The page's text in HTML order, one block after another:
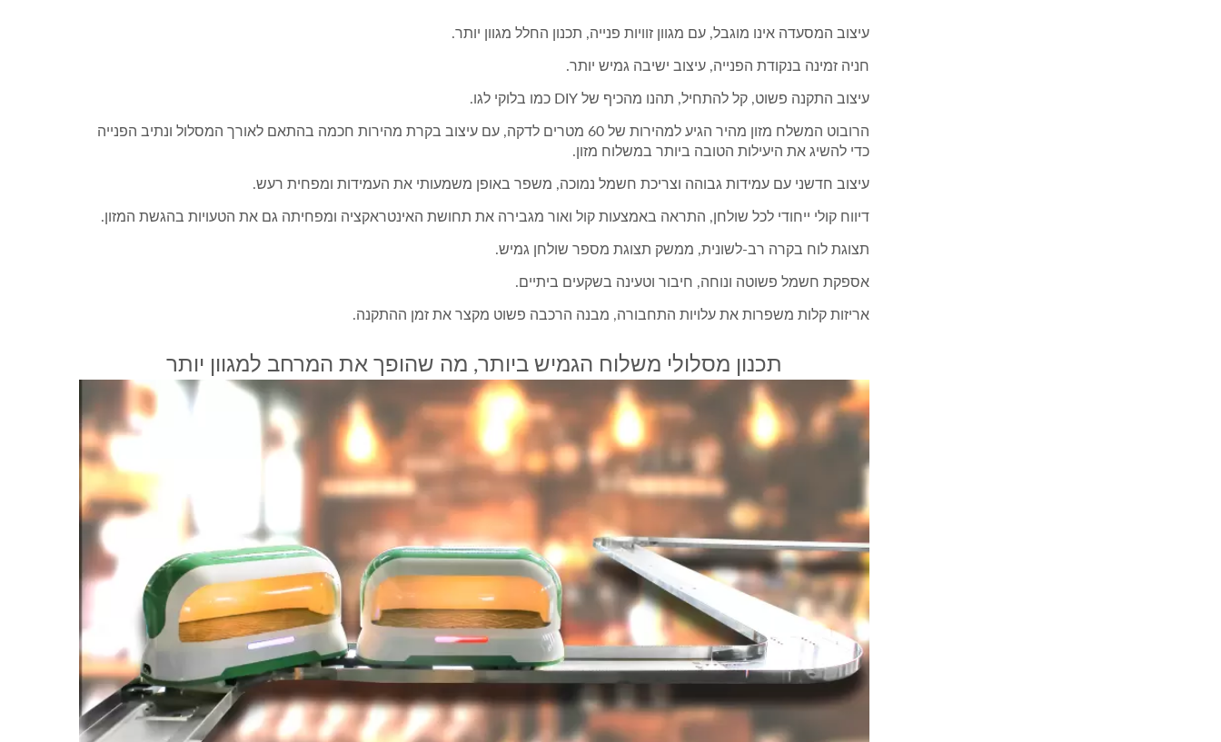
עיצוב המסעדה אינו מוגבל, עם מגוון זוויות פנייה, תכנון החלל מגוון יותר.
חניה זמינה בנקודת הפנייה, עיצוב ישיבה גמיש יותר.
עיצוב התקנה פשוט, קל להתחיל, תהנו מהכיף של DIY כמו בלוקי לגו.
הרובוט המשלח מזון מהיר הגיע למהירות של 60 מטרים לדקה, עם עיצוב בקרת מהירות חכמה בהתאם לאורך המסלול ונתיב הפנייה
כדי להשיג את היעילות הטובה ביותר במשלוח מזון.
עיצוב חדשני עם עמידות גבוהה וצריכת חשמל נמוכה, משפר באופן משמעותי את העמידות ומפחית רעש.
דיווח קולי ייחודי לכל שולחן, התראה באמצעות קול ואור מגבירה את תחושת האינטראקציה ומפחיתה גם את הטעויות בהגשת המזון.
תצוגת לוח בקרה רב-לשונית, ממשק תצוגת מספר שולחן גמיש.
אספקת חשמל פשוטה ונוחה, חיבור וטעינה בשקעים ביתיים.
אריזות קלות משפרות את עלויות התחבורה, מבנה הרכבה פשוט מקצר את זמן ההתקנה.
תכנון מסלולי משלוח הגמיש ביותר, מה שהופך את המרחב למגוון יותר